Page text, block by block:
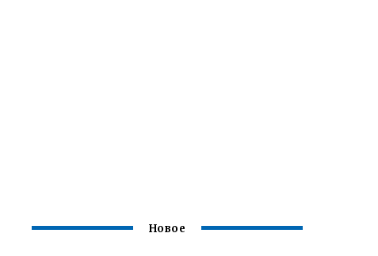
Новое